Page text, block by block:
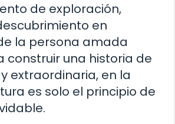
de exploración,
en
la persona amada
construir una historia de
extraordinaria, en la
es solo el principio de